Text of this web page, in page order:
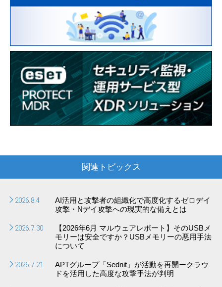
関連トピックス
2026.8.4
AI活用と攻撃者の組織化で高度化するゼロデイ
攻撃・Nデイ攻撃への現実的な備えとは
2026.7.30
【2026年6月 マルウェアレポート】そのUSBメ
モリーは安全ですか？USBメモリーの悪用手法
について
2026.7.21
APTグループ「Sednit」が活動を再開ークラウ
ドを活用した高度な攻撃手法が判明